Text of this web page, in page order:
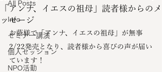
All Posts
Info
セミナー講演
個人セッション
NPO活動
「アンナ、イエスの祖母」読者様からのメ
ッセージ
お蔭様で「アンナ、イエスの祖母」が無事
2/22発売となり、読者様から喜びの声が届い
ています！